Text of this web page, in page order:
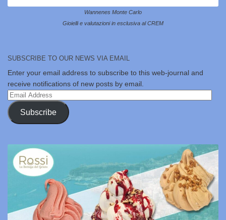
Wannenes Monte Carlo
Gioielli e valutazioni in esclusiva al CREM
SUBSCRIBE TO OUR NEWS VIA EMAIL
Enter your email address to subscribe to this web-journal and
receive notifications of new posts by email.
Email
Address
Subscribe